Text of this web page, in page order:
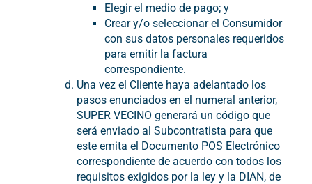
Elegir el medio de pago; y
Crear y/o seleccionar el Consumidor
con sus datos personales requeridos
para emitir la factura
correspondiente.
Una vez el Cliente haya adelantado los
pasos enunciados en el numeral anterior,
SUPER VECINO generará un código que
será enviado al Subcontratista para que
este emita el Documento POS Electrónico
correspondiente de acuerdo con todos los
requisitos exigidos por la ley y la DIAN, de